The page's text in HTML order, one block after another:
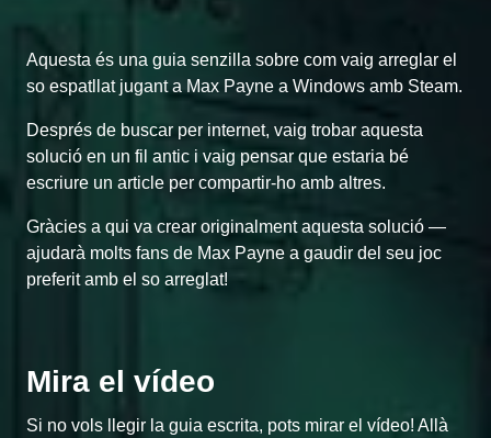
Aquesta és una guia senzilla sobre com vaig arreglar el
so espatllat jugant a Max Payne a Windows amb Steam.
Després de buscar per internet, vaig trobar aquesta
solució en un fil antic i vaig pensar que estaria bé
escriure un article per compartir-ho amb altres.
Gràcies a qui va crear originalment aquesta solució —
ajudarà molts fans de Max Payne a gaudir del seu joc
preferit amb el so arreglat!
Mira el vídeo
Si no vols llegir la guia escrita, pots mirar el vídeo! Allà